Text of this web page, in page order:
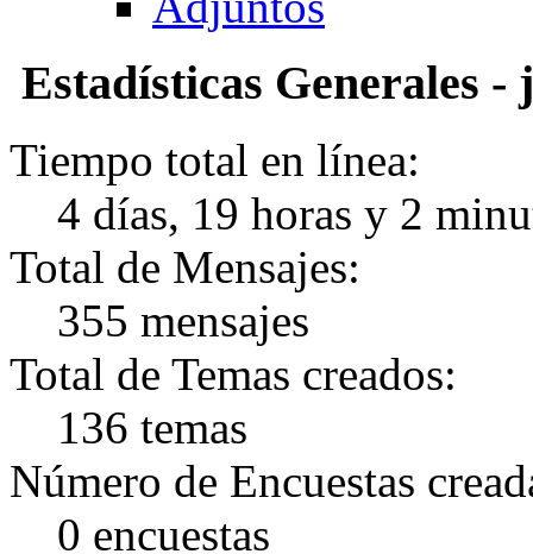
Estadísticas Generales -
Tiempo total en línea:
4 días, 19 horas y 2
Total de Mensajes:
355 mensajes
Total de Temas creados:
136 temas
Número de Encuestas
0 encuestas